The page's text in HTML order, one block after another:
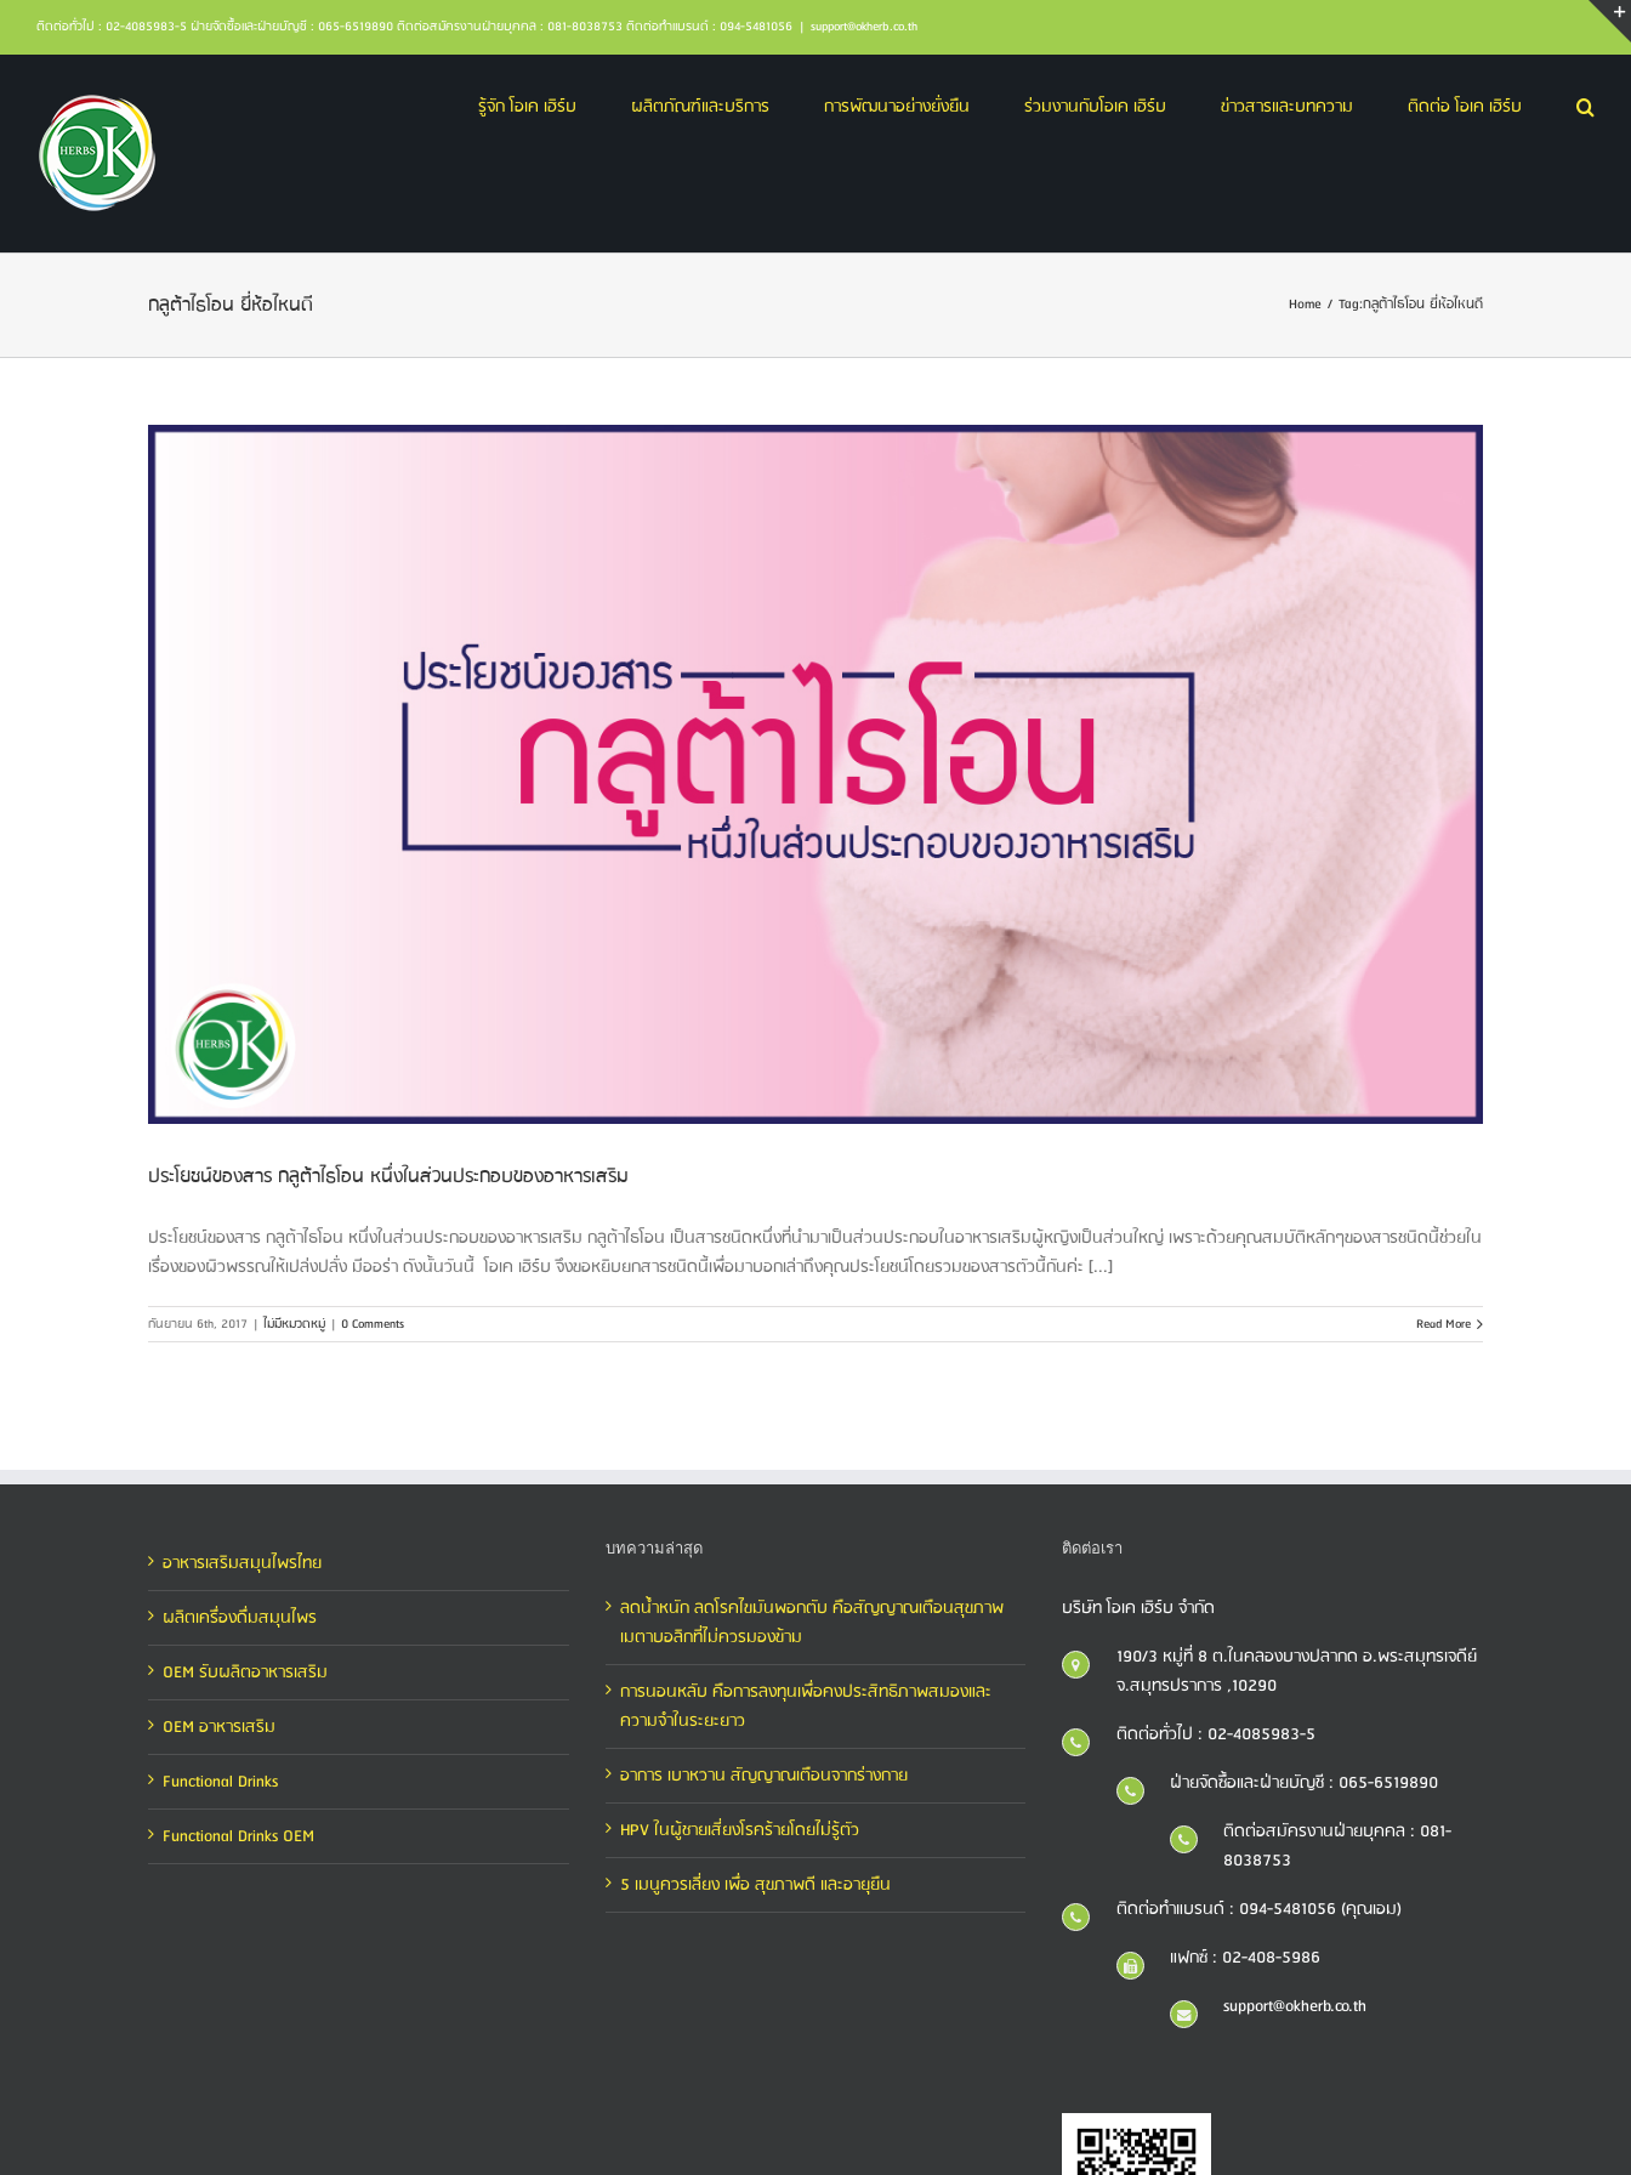
ติดต่อทั่วไป : 02-4085983-5 ฝ่ายจัดซื้อและฝ่ายบัญชี : 065-6519890 ติดต่อสมัครงานฝ่ายบุคคล : 081-8038753 ติดต่อทำแบรนด์ : 094-5481056 | support@okherb.co.th
รู้จัก โอเค เฮิร์บ ผลิตภัณฑ์และบริการ การพัฒนาอย่างยั่งยืน ร่วมงานกับโอเค เฮิร์บ ข่าวสารและบทความ ติดต่อ โอเค เฮิร์บ
กลูต้าไธโอน ยี่ห้อไหนดี Home / Tag:กลูต้าไธโอน ยี่ห้อไหนดี
ประโยชน์ของสาร กลูต้าไธโอน หนึ่งในส่วนประกอบของอาหารเสริม
ประโยชน์ของสาร กลูต้าไธโอน หนึ่งในส่วนประกอบของอาหารเสริม กลูต้าไธโอน เป็นสารชนิดหนึ่งที่นำมาเป็นส่วนประกอบในอาหารเสริมผู้หญิงเป็นส่วนใหญ่ เพราะด้วยคุณสมบัติหลักๆของสารชนิดนี้ช่วยใน
เรื่องของผิวพรรณให้เปล่งปลั่ง มีออร่า ดังนั้นวันนี้ โอเค เฮิร์บ จึงขอหยิบยกสารชนิดนี้เพื่อมาบอกเล่าถึงคุณประโยชน์โดยรวมของสารตัวนี้กันค่ะ [...]
กันยายน 6th, 2017 | ไม่มีหมวดหมู่ | 0 Comments Read More
อาหารเสริมสมุนไพรไทย
ผลิตเครื่องดื่มสมุนไพร
OEM รับผลิตอาหารเสริม
OEM อาหารเสริม
Functional Drinks
Functional Drinks OEM
บทความล่าสุด
ลดน้ำหนัก ลดโรคไขมันพอกตับ คือสัญญาณเตือนสุขภาพ
เมตาบอลิกที่ไม่ควรมองข้าม
การนอนหลับ คือการลงทุนเพื่อคงประสิทธิภาพสมองและ
ความจำในระยะยาว
อาการ เบาหวาน สัญญาณเตือนจากร่างกาย
HPV ในผู้ชายเสี่ยงโรคร้ายโดยไม่รู้ตัว
5 เมนูควรเลี่ยง เพื่อ สุขภาพดี และอายุยืน
ติดต่อเรา
บริษัท โอเค เฮิร์บ จำกัด
190/3 หมู่ที่ 8 ต.ในคลองบางปลากด อ.พระสมุทรเจดีย์
จ.สมุทรปราการ ,10290
ติดต่อทั่วไป : 02-4085983-5
ฝ่ายจัดซื้อและฝ่ายบัญชี : 065-6519890
ติดต่อสมัครงานฝ่ายบุคคล : 081-
8038753
ติดต่อทำแบรนด์ : 094-5481056 (คุณเอม)
แฟกซ์ : 02-408-5986
support@okherb.co.th